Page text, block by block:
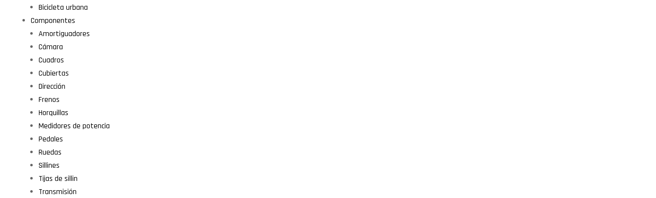
Bicicleta urbana
Componentes
Amortiguadores
Cámara
Cuadros
Cubiertas
Dirección
Frenos
Horquillas
Medidores de potencia
Pedales
Ruedas
Sillines
Tijas de sillin
Transmisión